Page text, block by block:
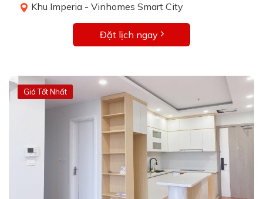
Khu Imperia - Vinhomes Smart City
Đặt lịch ngay
Giá Tốt Nhất